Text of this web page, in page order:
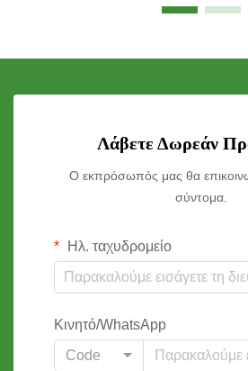
Λάβετε Δωρεάν
Ο εκπρόσωπός μας θα
σύντομα.
Ηλ. ταχυδρομείο
Κινητό/WhatsApp
Code